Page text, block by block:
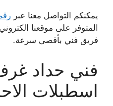
يمكنكم التواصل معنا عبر
المتوفر على موقعنا
فريق فني بأقصى سرعة.
فني حداد
اسطبلات